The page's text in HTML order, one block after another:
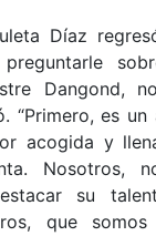
Díaz
Dangond,
“Primero, es
acogida y
Nosotros,
su
que